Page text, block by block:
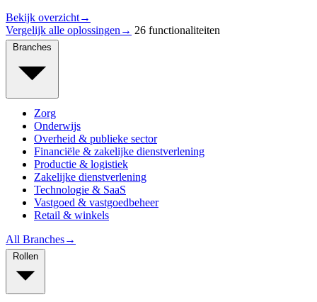
Bekijk overzicht→
Vergelijk alle oplossingen → 26 functionaliteiten
Zorg
Onderwijs
Overheid & publieke sector
Financiële & zakelijke dienstverlening
Productie & logistiek
Zakelijke dienstverlening
Technologie & SaaS
Vastgoed & vastgoedbeheer
Retail & winkels
All Branches→